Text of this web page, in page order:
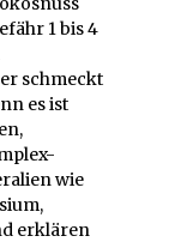
1 bis 4
schmeckt
es ist
wie
erklären